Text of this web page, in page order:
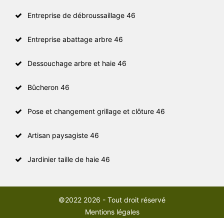
Entreprise de débroussaillage 46
Entreprise abattage arbre 46
Dessouchage arbre et haie 46
Bûcheron 46
Pose et changement grillage et clôture 46
Artisan paysagiste 46
Jardinier taille de haie 46
©2022 2026 - Tout droit réservé
Mentions légales